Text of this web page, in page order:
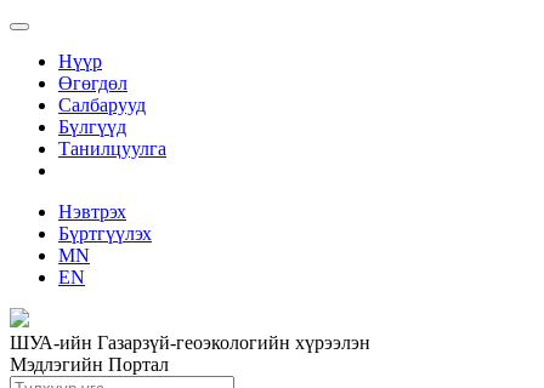
Нүүр
Өгөгдөл
Салбарууд
Бүлгүүд
Танилцуулга
Нэвтрэх
Бүртгүүлэх
MN
EN
ШУА-ийн Газарзүй-геоэкологийн хүрээлэн
Мэдлэгийн Портал